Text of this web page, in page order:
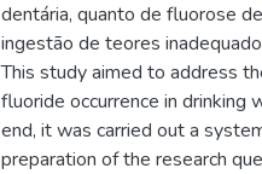
dentária, quanto de fluorose
ingestão de teores
This study aimed to address
fluoride occurrence in drinking
end, it was carried out a
preparation of the research